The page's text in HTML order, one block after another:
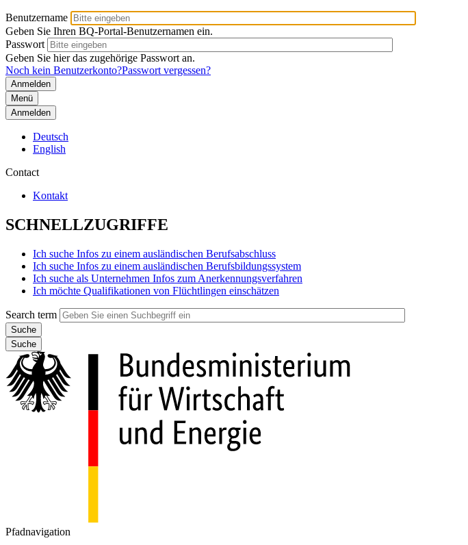
Benutzername
Geben Sie Ihren BQ-Portal-Benutzernamen ein.
Passwort
Geben Sie hier das zugehörige Passwort an.
Noch kein Benutzerkonto?Passwort vergessen?
Menü
Anmelden
Deutsch
English
Contact
Kontakt
SCHNELLZUGRIFFE
Ich suche Infos zu einem ausländischen Berufsabschluss
Ich suche Infos zu einem ausländischen Berufsbildungssystem
Ich suche als Unternehmen Infos zum Anerkennungsverfahren
Ich möchte Qualifikationen von Flüchtlingen einschätzen
Search term
Suche
Pfadnavigation